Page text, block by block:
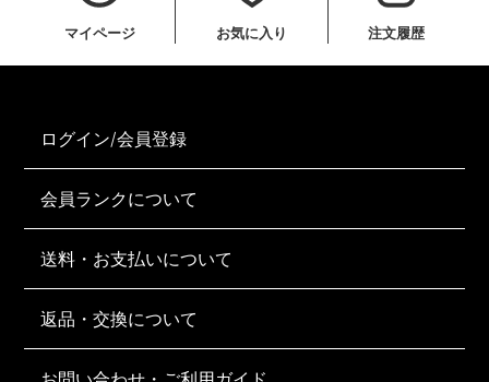
マイページ お気に入り 注文履歴
ログイン/会員登録
会員ランクについて
送料・お支払いについて
返品・交換について